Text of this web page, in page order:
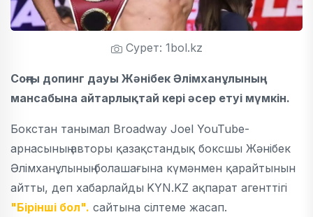
Сурет: 1bol.kz
Соңғы допинг дауы Жәнібек Әлімханұлының
мансабына айтарлықтай кері әсер етуі мүмкін.
Бокстан танымал Broadway Joel YouTube-
арнасының авторы қазақстандық боксшы Жәнібек
Әлімханұлының болашағына күмәнмен қарайтынын
айтты, деп хабарлайды KYN.KZ ақпарат агенттігі
"Бірінші бол". сайтына сілтеме жасап.